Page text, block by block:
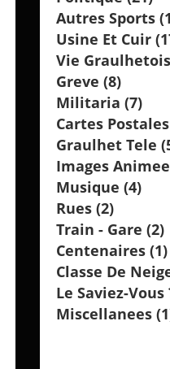
Autres Sports
Usine Et Cuir
Vie
Greve (8)
Militaria (7)
Cartes Postales
Graulhet Tele
Images
Musique (4)
Rues (2)
Train - Gare (2)
Centenaires (1)
Classe De
Le Saviez-Vous
Miscellanees